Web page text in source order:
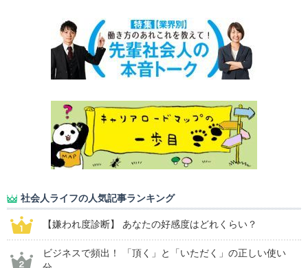
社会人ライフの人気記事ランキング
【嫌われ度診断】 あなたの好感度はどれくらい？
ビジネスで頻出！ 「頂く」と「いただく」の正しい使い